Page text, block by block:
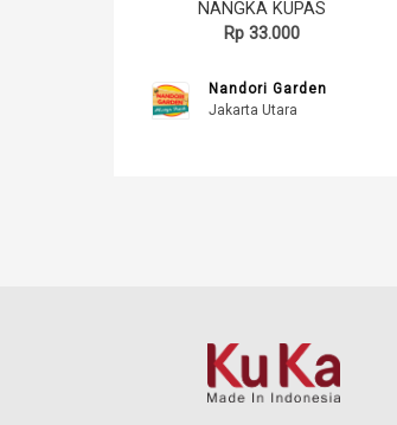
NANGKA KUPAS
Rp 33.000
Nandori Garden
Jakarta Utara